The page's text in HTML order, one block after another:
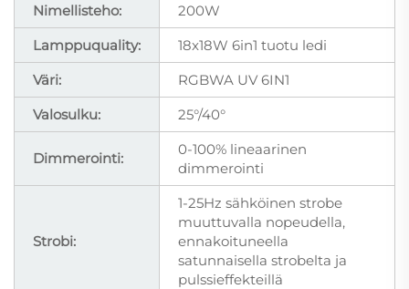
Nimellisteho:
200W
Lamppuquality:
18x18W 6in1 tuotu ledi
Väri:
RGBWA UV 6IN1
Valosulku:
25°/40°
Dimmerointi:
0-100% lineaarinen
dimmerointi
Strobi:
1-25Hz sähköinen strobe
muuttuvalla nopeudella,
ennakoituneella
satunnaisella strobelta ja
pulssieffekteillä